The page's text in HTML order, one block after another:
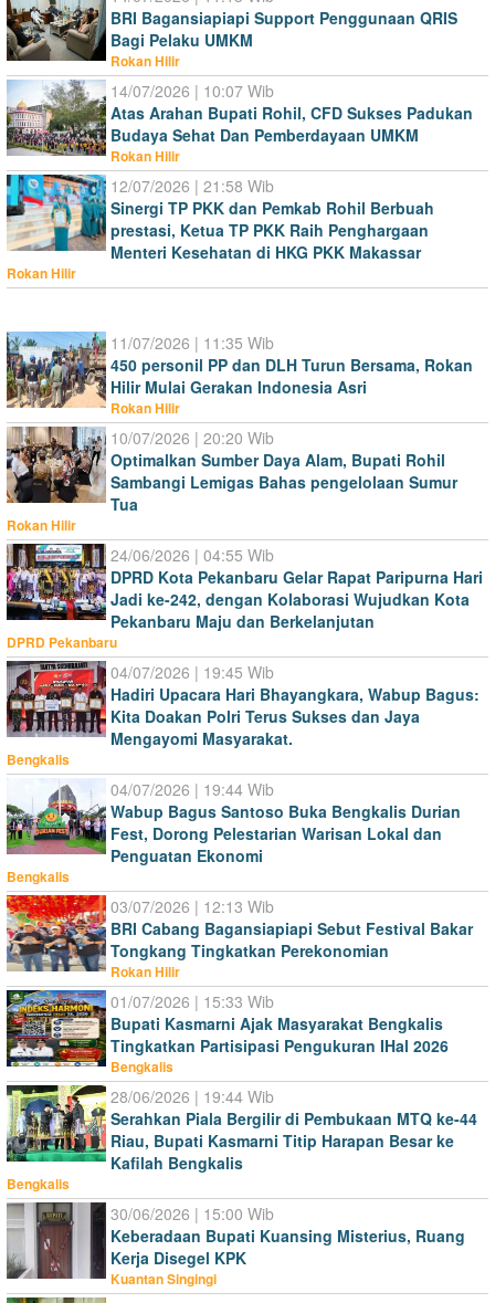
BRI Bagansiapiapi Support Penggunaan QRIS
Bagi Pelaku UMKM
Rokan Hilir
14/07/2026 | 10:07 Wib
Atas Arahan Bupati Rohil, CFD Sukses Padukan
Budaya Sehat Dan Pemberdayaan UMKM
Rokan Hilir
12/07/2026 | 21:58 Wib
Sinergi TP PKK dan Pemkab Rohil Berbuah
prestasi, Ketua TP PKK Raih Penghargaan
Menteri Kesehatan di HKG PKK Makassar
Rokan Hilir
11/07/2026 | 11:35 Wib
450 personil PP dan DLH Turun Bersama, Rokan
Hilir Mulai Gerakan Indonesia Asri
Rokan Hilir
10/07/2026 | 20:20 Wib
Optimalkan Sumber Daya Alam, Bupati Rohil
Sambangi Lemigas Bahas pengelolaan Sumur
Tua
Rokan Hilir
24/06/2026 | 04:55 Wib
DPRD Kota Pekanbaru Gelar Rapat Paripurna Hari
Jadi ke-242, dengan Kolaborasi Wujudkan Kota
Pekanbaru Maju dan Berkelanjutan
DPRD Pekanbaru
04/07/2026 | 19:45 Wib
Hadiri Upacara Hari Bhayangkara, Wabup Bagus:
Kita Doakan Polri Terus Sukses dan Jaya
Mengayomi Masyarakat.
Bengkalis
04/07/2026 | 19:44 Wib
Wabup Bagus Santoso Buka Bengkalis Durian
Fest, Dorong Pelestarian Warisan Lokal dan
Penguatan Ekonomi
Bengkalis
03/07/2026 | 12:13 Wib
BRI Cabang Bagansiapiapi Sebut Festival Bakar
Tongkang Tingkatkan Perekonomian
Rokan Hilir
01/07/2026 | 15:33 Wib
Bupati Kasmarni Ajak Masyarakat Bengkalis
Tingkatkan Partisipasi Pengukuran IHal 2026
Bengkalis
28/06/2026 | 19:44 Wib
Serahkan Piala Bergilir di Pembukaan MTQ ke-44
Riau, Bupati Kasmarni Titip Harapan Besar ke
Kafilah Bengkalis
Bengkalis
30/06/2026 | 15:00 Wib
Keberadaan Bupati Kuansing Misterius, Ruang
Kerja Disegel KPK
Kuantan Singingi